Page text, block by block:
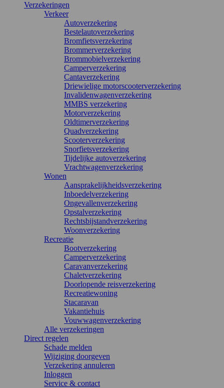
Verzekeringen
Verkeer
Autoverzekering
Bestelautoverzekering
Bromfietsverzekering
Brommerverzekering
Brommobielverzekering
Camperverzekering
Cantaverzekering
Driewielige motorscooterverzekering
Invalidenwagenverzekering
MMBS verzekering
Motorverzekering
Oldtimerverzekering
Quadverzekering
Scooterverzekering
Snorfietsverzekering
Tijdelijke autoverzekering
Vrachtwagenverzekering
Wonen
Aansprakelijkheidsverzekering
Inboedelverzekering
Ongevallenverzekering
Opstalverzekering
Rechtsbijstandverzekering
Woonverzekering
Recreatie
Bootverzekering
Camperverzekering
Caravanverzekering
Chaletverzekering
Doorlopende reisverzekering
Recreatiewoning
Stacaravan
Vakantiehuis
Vouwwagenverzekering
Alle verzekeringen
Direct regelen
Schade melden
Wijziging doorgeven
Verzekering annuleren
Inloggen
Service & contact